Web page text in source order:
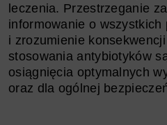
leczenia. Przestrzeganie
informowanie o wszystkich
i zrozumienie konsekwencji
stosowania antybiotyków
osiągnięcia optymalnych
oraz dla ogólnej